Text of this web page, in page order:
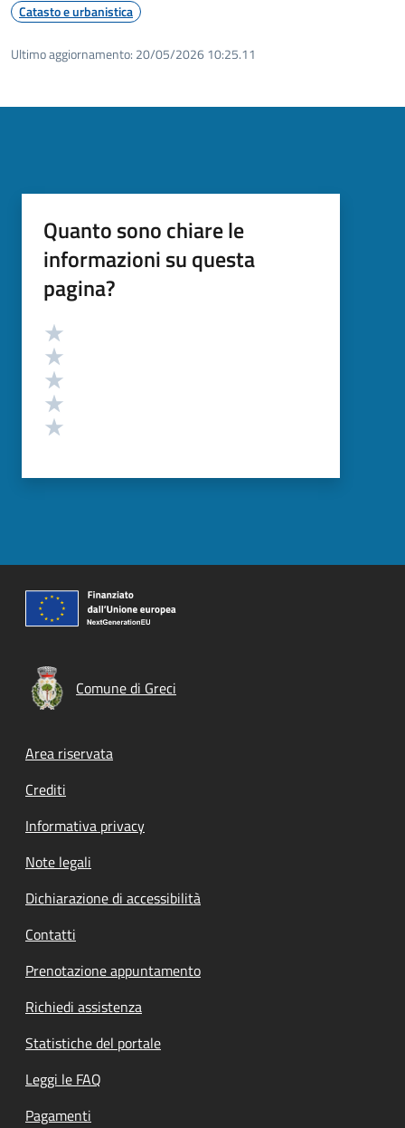
Catasto e urbanistica
Ultimo aggiornamento: 20/05/2026 10:25.11
Quanto sono chiare le
informazioni su questa
pagina?
Valutazione
Comune di Greci
Footer menu
Area riservata
Crediti
Informativa privacy
Note legali
Dichiarazione di accessibilità
Contatti
Prenotazione appuntamento
Richiedi assistenza
Statistiche del portale
Leggi le FAQ
Pagamenti